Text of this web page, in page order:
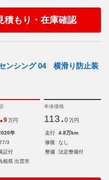
積もり・在庫確認
ンシング 04 横滑り防止装
.9 万円
本体価格
113. 0 万円
年 走行
4.8万km
3 修復
なし
証付 整備
法定整備付
根県 出雲市